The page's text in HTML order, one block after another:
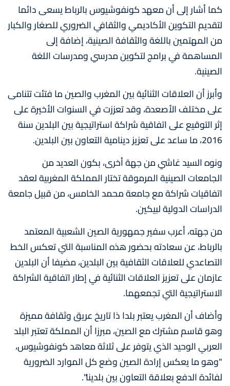
كما أشار إلى أن معهد كونفوشيوس بالرباط يسعى دائما
لتقديم التكوين الأكاديمي والثقافي الضروري للصغار والكبار
من المهتمين باللغة والثقافة الصينية، إضافة إلى
المساهمة في برامج لتكوين مدرسي ومدرسات اللغة
الصينية.
وأبرز أن العلاقات الثنائية بين المغرب والصين ما فتئت تتنامى
على مختلف الأصعدة، وقد تعززت في السنوات الأخيرة على
إثر التوقيع على اتفاقية شراكة استراتيجية بين البلدين سنة
2016، ما ساعد على تعزيز دينامية التعاون بين البلدين.
ونوه السيد غاشي من جهة أخرى، بكون العديد من
الجامعات الصينية المرموقة تختار المملكة المغربية لعقد
اتفاقيات شراكة مع جامعة محمد الخامس، من قبيل جامعة
الدراسات الدولية لبيكين.
من جهته، أعرب سفير جمهورية الصين الشعبية المعتمد
بالرباط، عن سعادته بحضور هذه المناسبة التي تعكس الخط
التصاعدي للعلاقات الثقافية بين البلدين، مضيفا أن البلدين
عازمان على تعزيز العلاقات الثنائية في إطار اتفاقية الشراكة
الاستراتيجية التي تجمعهما.
وأضاف أن المغرب يعتبر بلدا ذا تاريخ عريق وثقافة مميزة
وهو قاسم مشترك مع الصين، مبرزا أن المملكة تعتبر البلد
العربي الوحيد الذي يتوفر على ثلاثة معاهد كونفوشيوس،
"وهو ما يعكس إرادة الصين وضع كل الموارد الضرورية
لفائدة الدفع بعلاقة التعاون بين بلدينا".